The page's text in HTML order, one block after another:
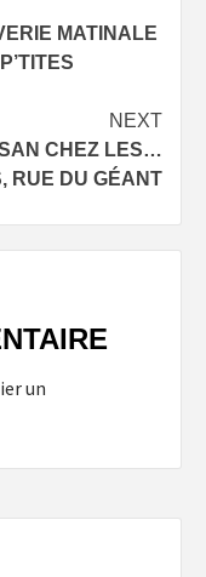
MATINALE
NEXT
CHEZ LES…
RUE DU GÉANT
un